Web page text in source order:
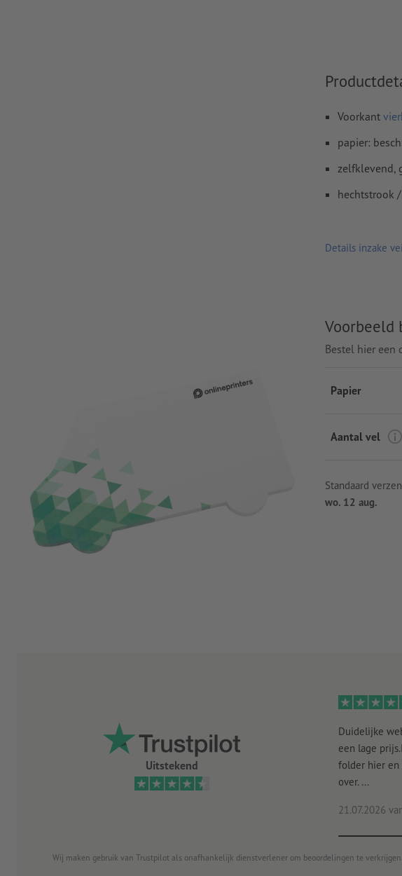
Voorkant
papier:
zelfklevend,
hechtstrook
Details inzake
Voorbeeld
Bestel hier een
Papier
Aantal vel
Standaard
wo. 12 aug.
Uitstekend
Duidelijke
een lage
folder hier en
over. ...
21.07.2026
Wij maken gebruik van Trustpilot als onafhankelijk dienstverlener om beoordelingen te